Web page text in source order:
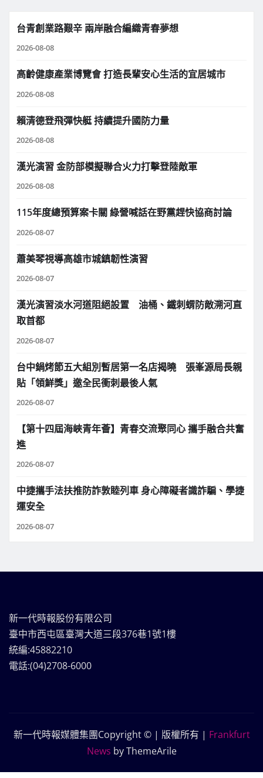
台青創業路艱辛 兩岸融合編織青春夢想
2026-08-08
高齡健康產業博覽會 打造長輩安心生活的宜居城市
2026-08-08
賴清德登飛彈快艇 持續提升國防力量
2026-08-08
漢光演習 金防部模擬聯合火力打擊登陸敵軍
2026-08-08
115年度總預算案卡關 綠營喊話在野黨趕快協商討論
2026-08-07
蕭美琴視導高雄市城鎮韌性演習
2026-08-07
漢光演習淡水河道阻絕設置 油桶、鐵刺蝟防敵溯河直
取首都
2026-08-07
台中鍋烤節五大組別暫居第一名店揭曉 張峯源局長親
貼「領鮮獎」邀全民衝刺最後人氣
2026-08-07
【第十四屆海峽青年薈】青春交流聚同心 攜手融合共奮
進
2026-08-07
中捷攜手法扶推防詐敦睦列車 身心障礙者識詐騙、學捷
運安全
2026-08-07
新一代時報股份有限公司
臺中市西屯區臺灣大道三段376巷1號1樓
統編:45882210
電話:(04)2708-6000
新一代時報媒體集團Copyright © | 版權所有 | Frankfurt
News by ThemeArile